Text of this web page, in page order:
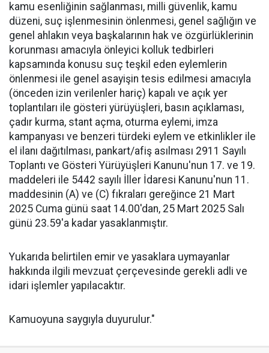
kamu esenliğinin sağlanması, milli güvenlik, kamu
düzeni, suç işlenmesinin önlenmesi, genel sağlığın ve
genel ahlakın veya başkalarının hak ve özgürlüklerinin
korunması amacıyla önleyici kolluk tedbirleri
kapsamında konusu suç teşkil eden eylemlerin
önlenmesi ile genel asayişin tesis edilmesi amacıyla
(önceden izin verilenler hariç) kapalı ve açık yer
toplantıları ile gösteri yürüyüşleri, basın açıklaması,
çadır kurma, stant açma, oturma eylemi, imza
kampanyası ve benzeri türdeki eylem ve etkinlikler ile
el ilanı dağıtılması, pankart/afiş asılması 2911 Sayılı
Toplantı ve Gösteri Yürüyüşleri Kanunu'nun 17. ve 19.
maddeleri ile 5442 sayılı İller İdaresi Kanunu'nun 11.
maddesinin (A) ve (C) fıkraları gereğince 21 Mart
2025 Cuma günü saat 14.00'dan, 25 Mart 2025 Salı
günü 23.59'a kadar yasaklanmıştır.
Yukarıda belirtilen emir ve yasaklara uymayanlar
hakkında ilgili mevzuat çerçevesinde gerekli adli ve
idari işlemler yapılacaktır.
Kamuoyuna saygıyla duyurulur."